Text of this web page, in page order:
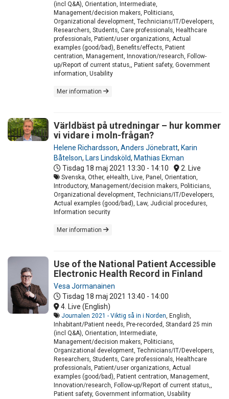
(incl Q&A), Orientation, Intermediate,
Management/decision makers, Politicians,
Organizational development, Technicians/IT/Developers,
Researchers, Students, Care professionals, Healthcare
professionals, Patient/user organizations, Actual
examples (good/bad), Benefits/effects, Patient
centration, Management, Innovation/research, Follow-
up/Report of current status,, Patient safety, Government
information, Usability
Mer information
Världbäst på utredningar – hur kommer
vi vidare i moln-frågan?
Helene Richardsson, Anders Jönebratt, Karin
Båtelson, Lars Lindsköld, Mathias Ekman
Tisdag 18 maj 2021 13:30 - 14:10 2. Live
Svenska, Other, eHealth, Live, Panel, Orientation,
Introductory, Management/decision makers, Politicians,
Organizational development, Technicians/IT/Developers,
Actual examples (good/bad), Law, Judicial procedures,
Information security
Mer information
Use of the National Patient Accessible
Electronic Health Record in Finland
Vesa Jormanainen
Tisdag 18 maj 2021 13:40 - 14:00
4. Live (English)
Journalen 2021 - Viktig så in i Norden, English,
Inhabitant/Patient needs, Pre-recorded, Standard 25 min
(incl Q&A), Orientation, Intermediate,
Management/decision makers, Politicians,
Organizational development, Technicians/IT/Developers,
Researchers, Students, Care professionals, Healthcare
professionals, Patient/user organizations, Actual
examples (good/bad), Patient centration, Management,
Innovation/research, Follow-up/Report of current status,,
Patient safety, Government information, Usability